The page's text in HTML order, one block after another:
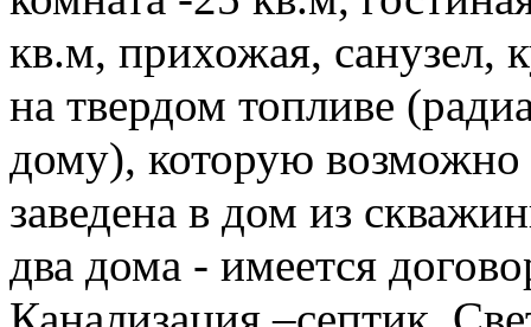
кв.м, прихожая, санузел,
на твердом топливе
дому), которую возможно
заведена в дом из
два дома - имеется